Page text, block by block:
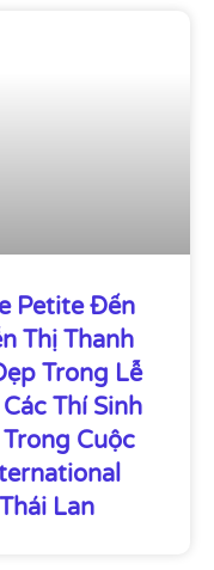
Petite Đến
Thị Thanh
Trong Lễ
Thí Sinh
Cuộc
Lan